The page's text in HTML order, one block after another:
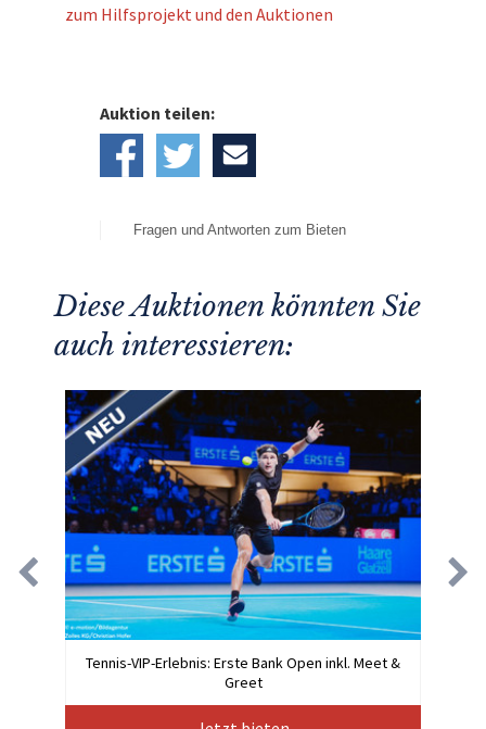
zum Hilfsprojekt und den Auktionen
Auktion teilen:
Fragen und Antworten zum Bieten
Diese Auktionen könnten Sie
auch interessieren:
Tennis-VIP-Erlebnis: Erste Bank Open inkl. Meet &
Greet